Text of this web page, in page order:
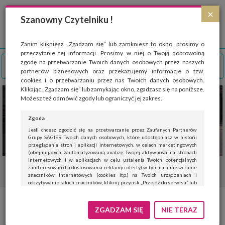
×
Szanowny Czytelniku !
Zanim klikniesz „Zgadzam się” lub zamkniesz to okno, prosimy o
przeczytanie tej informacji. Prosimy w niej o Twoją dobrowolną
zgodę na przetwarzanie Twoich danych osobowych przez naszych
partnerów biznesowych oraz przekazujemy informacje o tzw.
cookies i o przetwarzaniu przez nas Twoich danych osobowych.
Klikając „Zgadzam się” lub zamykając okno, zgadzasz się na poniższe.
Możesz też odmówić zgody lub ograniczyć jej zakres.
Zgoda
Jeśli chcesz zgodzić się na przetwarzanie przez Zaufanych Partnerów
Grupy SAGIER Twoich danych osobowych, które udostępniasz w historii
przeglądania stron i aplikacji internetowych, w celach marketingowych
(obejmujących zautomatyzowaną analizę Twojej aktywności na stronach
internetowych i w aplikacjach w celu ustalenia Twoich potencjalnych
zainteresowań dla dostosowania reklamy i oferty) w tym na umieszczanie
znaczników internetowych (cookies itp.) na Twoich urządzeniach i
odczytywanie takich znaczników, kliknij przycisk „Przejdź do serwisu” lub
Jeśli nie chcesz wyrazić zgody, kliknij „Nie teraz”.
Wyrażenie zgody jest dobrowolne. Możesz edytować zakres zgody, w tym
ZGADZAM SIĘ NIE TERAZ
Strona wykorzystuje pliki cookies, które służą głównie do celów statystycznych.
Wyrażając zgodę na używanie 'cookies', zezwalasz na zapisanie ich w pamięci
przeglądarki. Przejdź do
polityki cookies